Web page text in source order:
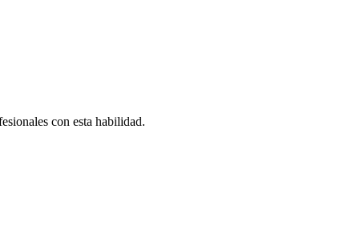
con esta habilidad.